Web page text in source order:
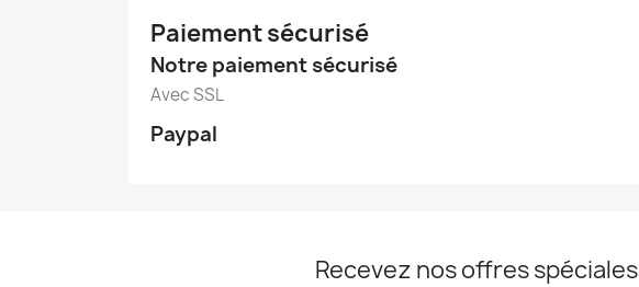
Paiement sécurisé
Notre paiement sécurisé
Avec SSL
Paypal
Recevez nos offres spéciales